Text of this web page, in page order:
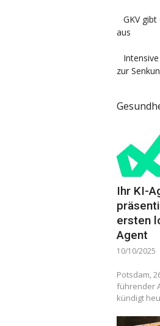
GKV
aus
zur
Ihr KI-
ersten
Agent
10/10/2025
Potsdam,
führender
kündigt